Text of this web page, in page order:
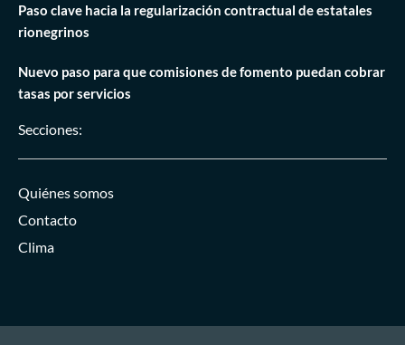
Paso clave hacia la regularización contractual de estatales
rionegrinos
Nuevo paso para que comisiones de fomento puedan cobrar
tasas por servicios
Secciones:
Quiénes somos
Contacto
Clima